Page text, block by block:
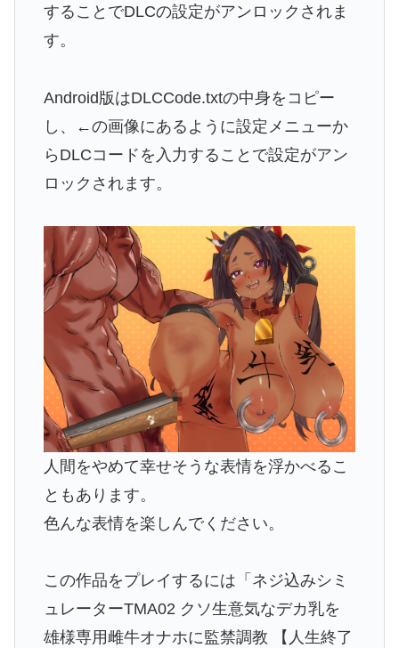
することでDLCの設定がアンロックされま
す。
Android版はDLCCode.txtの中身をコピー
し、←の画像にあるように設定メニューか
らDLCコードを入力することで設定がアン
ロックされます。
人間をやめて幸せそうな表情を浮かべるこ
ともあります。
色んな表情を楽しんでください。
この作品をプレイするには「ネジ込みシミ
ュレーターTMA02 クソ生意気なデカ乳を
雄様専用雌牛オナホに監禁調教 【人生終了